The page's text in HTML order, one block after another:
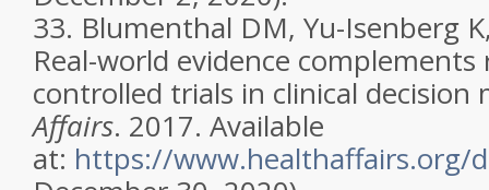
33. Blumenthal DM, Yu-Isenberg
Real-world evidence complements
controlled trials in clinical decision
Affairs. 2017. Available
at: https://www.healthaffairs.org/